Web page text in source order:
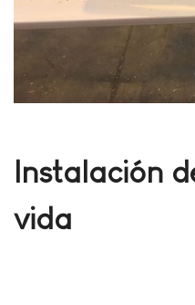
Instalación
vida